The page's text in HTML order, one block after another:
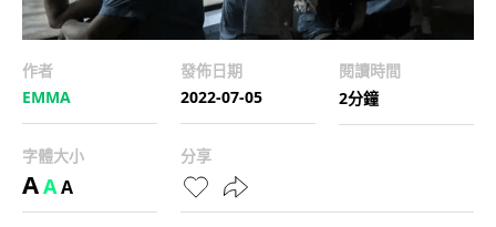
作者
EMMA
發佈日期
2022-07-05
閱讀時間
2分鐘
字體大小
AAA
分享